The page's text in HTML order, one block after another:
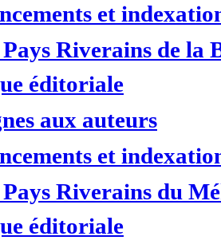
et
Riverains de la
éditoriale
aux auteurs
et
Pays Riverains du
éditoriale